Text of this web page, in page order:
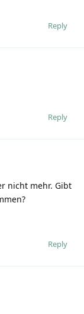
Reply
Reply
nicht mehr. Gibt
Reply